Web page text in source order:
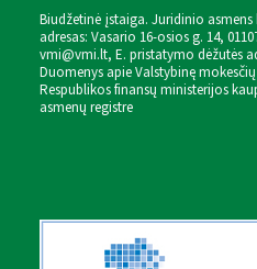
Biudžetinė įstaiga. Juridinio asmens
adresas: Vasario 16-osios g. 14,
vmi@vmi.lt, E. pristatymo dėžutės
Duomenys apie Valstybinę
Respublikos finansų ministerijos
asmenų registre